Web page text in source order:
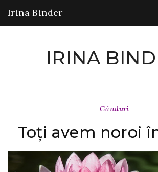
Irina Binder
IRINA
Gânduri
Toți avem noroi